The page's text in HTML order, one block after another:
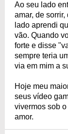
Ao seu lado
amar, de
lado aprendi
vão. Quando
forte e disse
sempre teria
via em mim a
Hoje meu
seus vídeo
vivermos sob
amor.